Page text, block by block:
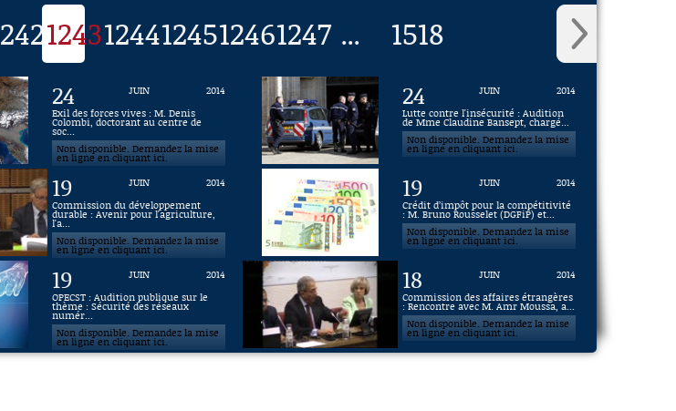
12431244124512461247 ... 1518
24 JUIN
2014
Exil des forces vives : M. Denis
Colombi, doctorant au centre de
soc...
Non disponible. Demandez la mise
en ligne en cliquant ici.
24 JUIN
2014
Lutte contre l'insécurité : Audition
de Mme Claudine Bansept, chargé...
Non disponible. Demandez la mise
en ligne en cliquant ici.
19 JUIN
2014
Commission du développement
durable : Avenir pour l'agriculture,
l'a...
Non disponible. Demandez la mise
en ligne en cliquant ici.
19 JUIN
2014
Crédit d’impôt pour la compétitivité
: M. Bruno Rousselet (DGFiP) et...
Non disponible. Demandez la mise
en ligne en cliquant ici.
19 JUIN
2014
OPECST : Audition publique sur le
thème : Sécurité des réseaux
numér...
Non disponible. Demandez la mise
en ligne en cliquant ici.
18 JUIN
2014
Commission des affaires étrangères
: Rencontre avec M. Amr Moussa, a...
Non disponible. Demandez la mise
en ligne en cliquant ici.